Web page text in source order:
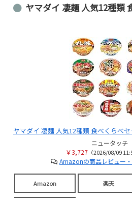
ヤマダイ 凄麺 人気12種類
ヤマダイ 凄麺 人気12種類 食べくらべセ
ニュータッチ
￥3,727 （2026/08/09
Amazonの商品レビュー
Amazon 楽天